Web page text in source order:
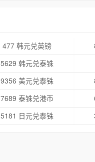
477 韩元兑英镑
5629 韩元兑泰铢
9356 美元兑泰铢
7689 泰铢兑港币
5181 日元兑泰铢